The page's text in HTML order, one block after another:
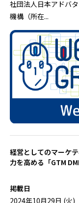
社団法人日本アドバ
機構（所在...
経営としてのマーケ
力を高める「GTM
掲載日
2024年10月29日 (火)